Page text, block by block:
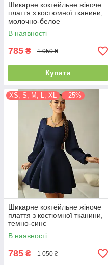
Шикарне коктейльне жіноче
плаття з костюмної тканини,
молочно-белое
В наявності
785 ₴ 1 050 ₴
Купити
XS, S, M, L, XL –25%
Шикарне коктейльне жіноче
плаття з костюмної тканини,
темно-синє
В наявності
785 ₴ 1 050 ₴